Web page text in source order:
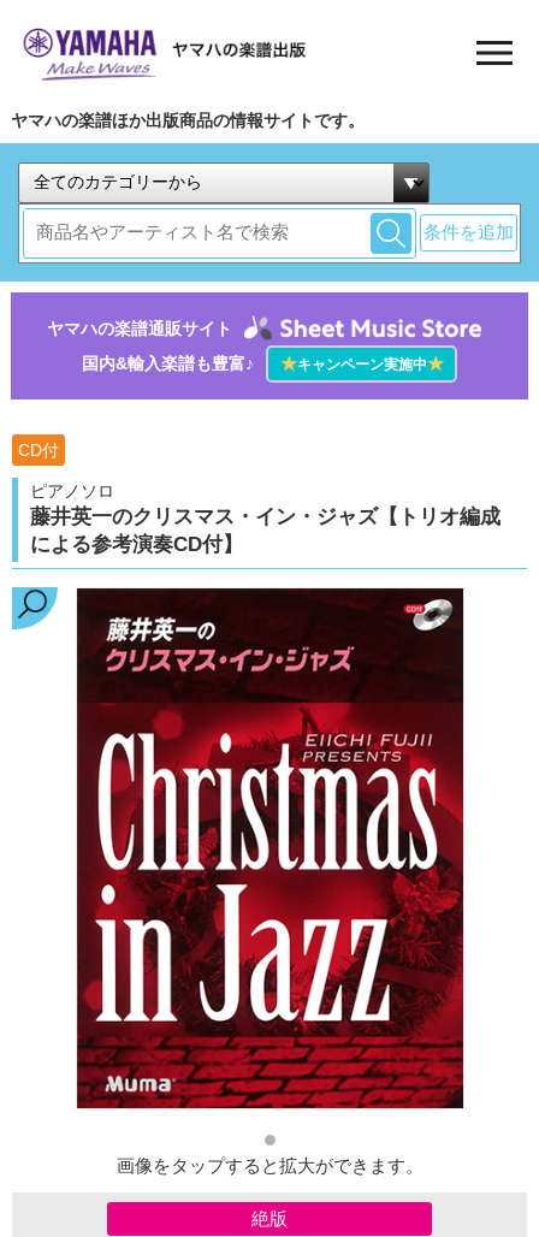
ヤマハの楽譜ほか出版商品の情報サイトです。
条件を追加
ヤマハの楽譜通販サイト
国内&輸入楽譜も豊富♪
★キャンペーン実施中★
CD付
ピアノソロ
藤井英一のクリスマス・イン・ジャズ【トリオ編成
による参考演奏CD付】
画像をタップすると拡大ができます。
絶版